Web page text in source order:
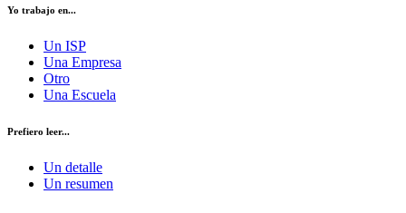
Yo trabajo en...
Un ISP
Una Empresa
Otro
Una Escuela
Prefiero leer...
Un detalle
Un resumen